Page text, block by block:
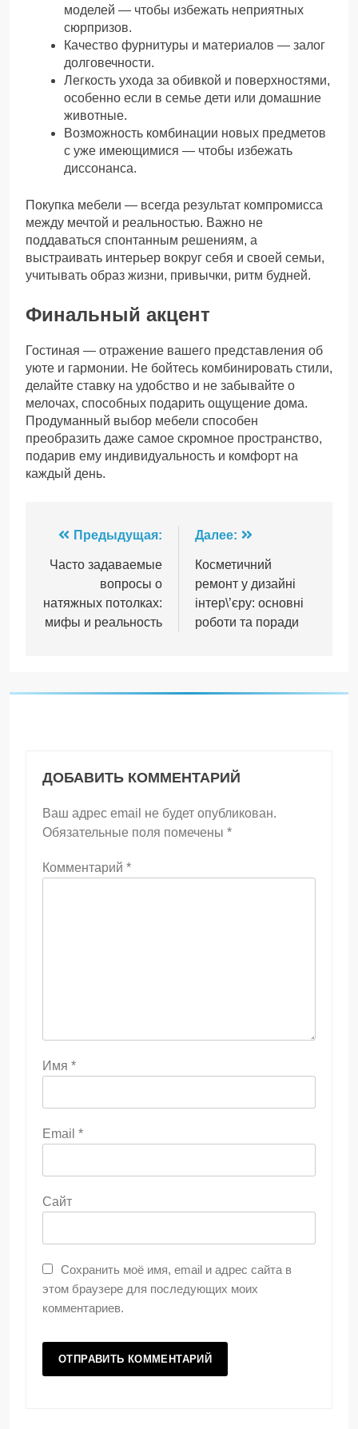
моделей — чтобы избежать неприятных
сюрпризов.
Качество фурнитуры и материалов — залог
долговечности.
Легкость ухода за обивкой и поверхностями,
особенно если в семье дети или домашние
животные.
Возможность комбинации новых предметов
с уже имеющимися — чтобы избежать
диссонанса.
Покупка мебели — всегда результат компромисса
между мечтой и реальностью. Важно не
поддаваться спонтанным решениям, а
выстраивать интерьер вокруг себя и своей семьи,
учитывать образ жизни, привычки, ритм будней.
Финальный акцент
Гостиная — отражение вашего представления об
уюте и гармонии. Не бойтесь комбинировать стили,
делайте ставку на удобство и не забывайте о
мелочах, способных подарить ощущение дома.
Продуманный выбор мебели способен
преобразить даже самое скромное пространство,
подарив ему индивидуальность и комфорт на
каждый день.
Навигация
по
записям
Предыдущая:
Часто задаваемые
вопросы о
натяжных потолках:
мифы и реальность
Далее:
Косметичний
ремонт у дизайні
інтер\’єру: основні
роботи та поради
ДОБАВИТЬ КОММЕНТАРИЙ
Ваш адрес email не будет опубликован.
Обязательные поля помечены *
Комментарий *
Имя *
Email *
Сайт
Сохранить моё имя, email и адрес сайта в
этом браузере для последующих моих
комментариев.